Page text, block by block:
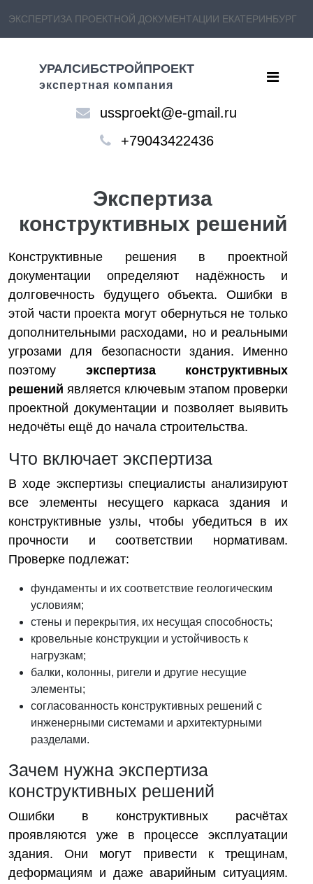
ЭКСПЕРТИЗА ПРОЕКТНОЙ ДОКУМЕНТАЦИИ ЕКАТЕРИНБУРГ
УРАЛСИБСТРОЙПРОЕКТ
экспертная компания
ussproekt@e-gmail.ru
+79043422436
Экспертиза
конструктивных решений
Конструктивные решения в проектной
документации определяют надёжность и
долговечность будущего объекта. Ошибки в
этой части проекта могут обернуться не только
дополнительными расходами, но и реальными
угрозами для безопасности здания. Именно
поэтому экспертиза конструктивных
решений является ключевым этапом проверки
проектной документации и позволяет выявить
недочёты ещё до начала строительства.
Что включает экспертиза
В ходе экспертизы специалисты анализируют
все элементы несущего каркаса здания и
конструктивные узлы, чтобы убедиться в их
прочности и соответствии нормативам.
Проверке подлежат:
фундаменты и их соответствие геологическим
условиям;
стены и перекрытия, их несущая способность;
кровельные конструкции и устойчивость к
нагрузкам;
балки, колонны, ригели и другие несущие
элементы;
согласованность конструктивных решений с
инженерными системами и архитектурными
разделами.
Зачем нужна экспертиза
конструктивных решений
Ошибки в конструктивных расчётах
проявляются уже в процессе эксплуатации
здания. Они могут привести к трещинам,
деформациям и даже аварийным ситуациям.